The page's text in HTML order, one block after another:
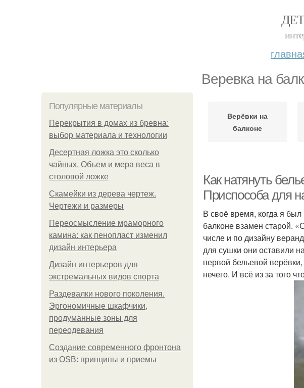
Веревка на
Популярные материалы
Перекрытия в домах из бревна:
выбор материала и технологии
Десертная ложка это сколько
чайных. Объем и мера веса в
столовой ложке
Скамейки из дерева чертеж.
Чертежи и размеры
Переосмысление мраморного
камина: как пенопласт изменил
дизайн интерьера
Дизайн интерьеров для
экстремальных видов спорта
Раздевалки нового поколения.
Эргономичные шкафчики,
продуманные зоны для
переодевания
Создание современного фронтона
из OSB: принципы и приемы
Верёвки на
балконе
Как натянуть
Приспособа для
В своё время, когда я
балконе взамен старой.
числе и по дизайну
для сушки они оставили
первой бельевой
нечего. И всё из за того